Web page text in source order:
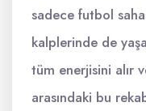
sadece futbol
kalplerinde de
tüm enerjisini alır
arasındaki bu